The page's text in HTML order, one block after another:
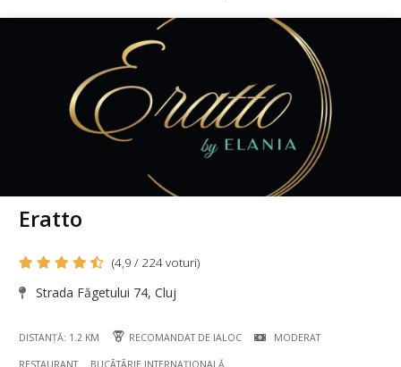
Eratto
(4,9 / 224 voturi)
Strada Făgetului 74, Cluj
DISTANȚĂ: 1.2 KM RECOMANDAT DE IALOC MODERAT
RESTAURANT BUCÃTÃRIE INTERNAȚIONALĂ